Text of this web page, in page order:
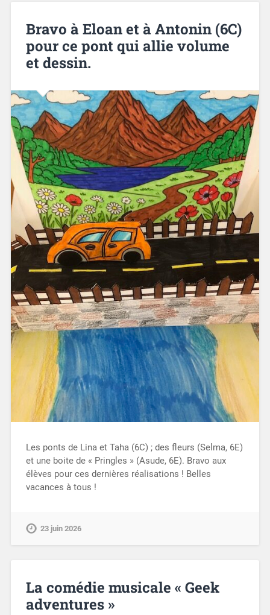
Bravo à Eloan et à Antonin (6C)
pour ce pont qui allie volume
et dessin.
Les ponts de Lina et Taha (6C) ; des fleurs (Selma, 6E)
et une boite de « Pringles » (Asude, 6E). Bravo aux
élèves pour ces dernières réalisations ! Belles
vacances à tous !
23 juin 2026
La comédie musicale « Geek
adventures »